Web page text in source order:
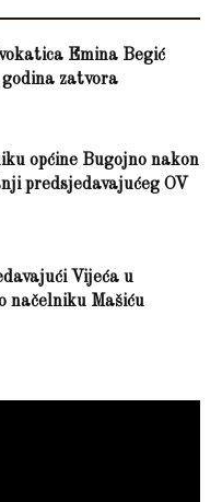
Emina Begić
zatvora
općine Bugojno nakon
predsjedavajućeg OV
Vijeća u
načelniku Mašiću